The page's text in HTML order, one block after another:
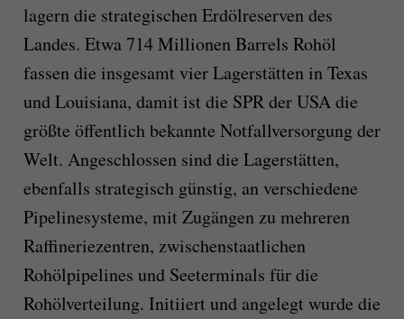
lagern die strategischen Erdölreserven des
Landes. Etwa 714 Millionen Barrels Rohöl
fassen die insgesamt vier Lagerstätten in Texas
und Louisiana, damit ist die SPR der USA die
größte öffentlich bekannte Notfallversorgung der
Welt. Angeschlossen sind die Lagerstätten,
ebenfalls strategisch günstig, an verschiedene
Pipelinesysteme, mit Zugängen zu mehreren
Raffineriezentren, zwischenstaatlichen
Rohölpipelines und Seeterminals für die
Rohölverteilung. Initiiert und angelegt wurde die